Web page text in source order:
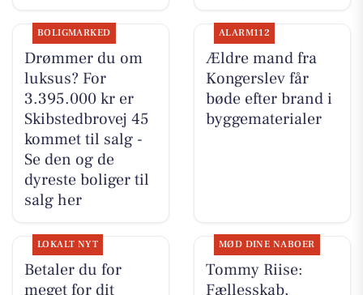
BOLIGMARKED
Drømmer du om
luksus? For
3.395.000 kr er
Skibstedbrovej 45
kommet til salg -
Se den og de
dyreste boliger til
salg her
ALARM112
Ældre mand fra
Kongerslev får
bøde efter brand i
byggematerialer
LOKALT NYT
Betaler du for
meget for dit
MØD DINE NABOER
Tommy Riise:
Fællesskab,